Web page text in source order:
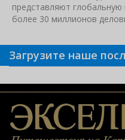
представляют
более 30 миллионов
Связанные новости
Загрузите наше